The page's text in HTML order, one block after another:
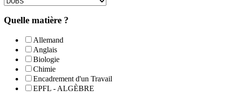
Quelle matière ?
Allemand
Anglais
Biologie
Chimie
Encadrement d'un Travail
EPFL - ALGÈBRE